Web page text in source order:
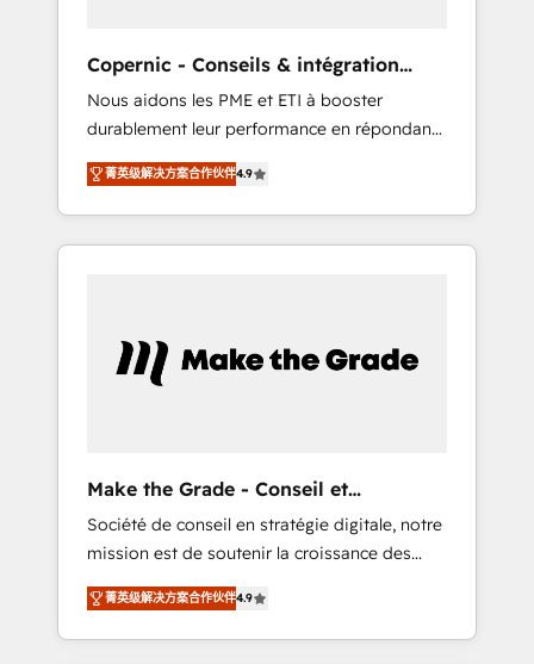
days ⚡ - Global: 75+ RPers across five
continents 🌐 - Scale: Largest organically
grown & fastest tiering Elite HubSpot Partner
🪴 - Sales Hub: More implementations than
any other Partner 💻 - Migrations: We convert
Salesforce addicts to HubSpot evangelists 🧡
Don't hire a marketing agency for an Ops
Copernic - Conseils & intégration
HubSpot
Nous aidons les PME et ETI à booster
durablement leur performance en répondant
aux vrais défis : • Intégration de HubSpot
avec d’autres outils (ERP, téléphonie, etc.) •
Alignement des équipes grâce à un outil et
des données partagées • Amélioration de la
Notre équipe de 30 consultants certifiés
HubSpot aborde chaque projet avec un
objectifs d’entreprise. Grâce à une
méthodologie éprouvée auprès de plus de
400 clients, nous comprenons rapidement
vos enjeux et intégrons parfaitement
HubSpot dans votre organisation. Pour toute
question technique ou besoin de
菁英级解决方案合作伙伴4.9
Make the Grade - Conseil et
intégrateur HubSpot
Société de conseil en stratégie digitale, notre
mission est de soutenir la croissance des
entreprises B2B à travers l’acquisition de
nouveaux clients, l'intégration CRM et le
développement des revenus auprès de vos
菁英级解决方案合作伙伴4.9